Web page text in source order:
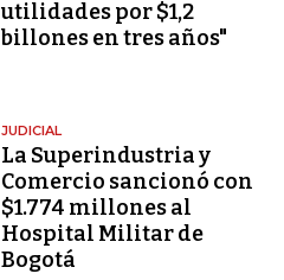
utilidades por $1,2
billones en tres años"
JUDICIAL
La Superindustria y
Comercio sancionó con
$1.774 millones al
Hospital Militar de
Bogotá